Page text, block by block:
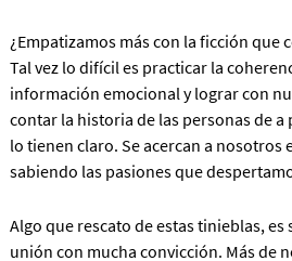
¿Empatizamos más con la ficción que
Tal vez lo difícil es practicar la
información emocional y lograr con
contar la historia de las personas de a
lo tienen claro. Se acercan a nosotros
sabiendo las pasiones que
Algo que rescato de estas tinieblas,
unión con mucha convicción. Más de